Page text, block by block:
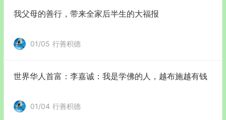
我父母的善行，带来全家后半生的大福报
01/05 行善积德
世界华人首富：李嘉诚：我是学佛的人，越布施越有钱
01/04 行善积德